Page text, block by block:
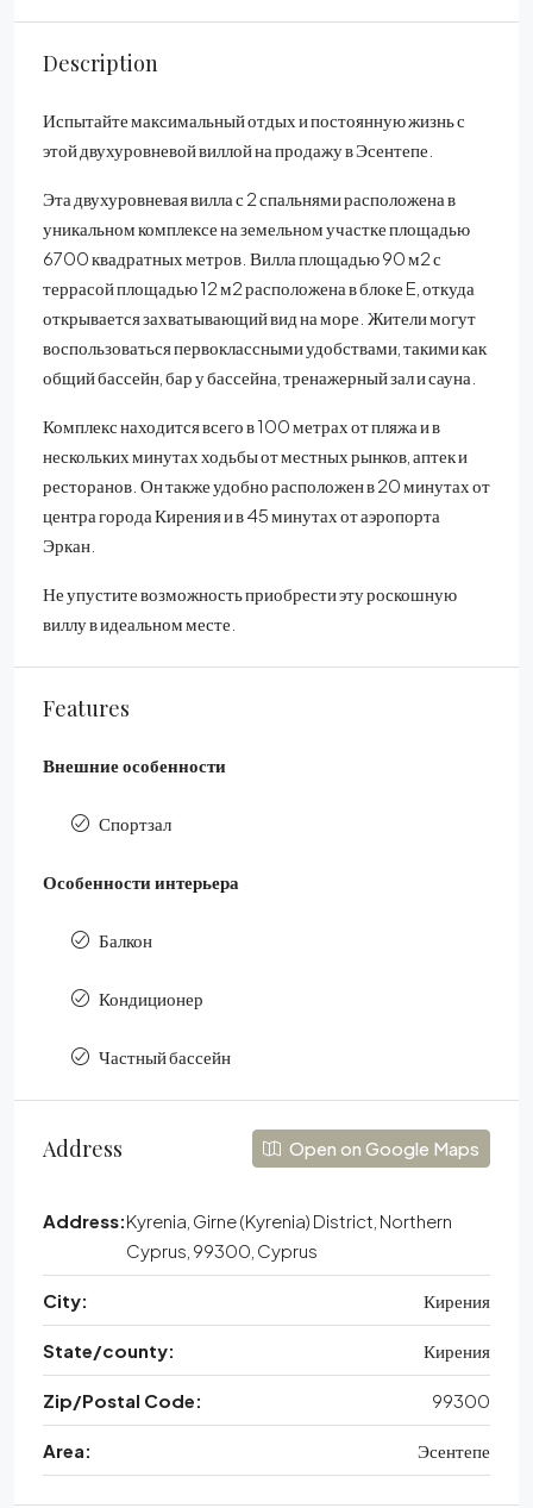
Description
Испытайте максимальный отдых и постоянную жизнь с
этой двухуровневой виллой на продажу в Эсентепе.
Эта двухуровневая вилла с 2 спальнями расположена в
уникальном комплексе на земельном участке площадью
6700 квадратных метров. Вилла площадью 90 м2 с
террасой площадью 12 м2 расположена в блоке E, откуда
открывается захватывающий вид на море. Жители могут
воспользоваться первоклассными удобствами, такими как
общий бассейн, бар у бассейна, тренажерный зал и сауна.
Комплекс находится всего в 100 метрах от пляжа и в
нескольких минутах ходьбы от местных рынков, аптек и
ресторанов. Он также удобно расположен в 20 минутах от
центра города Кирения и в 45 минутах от аэропорта
Эркан.
Не упустите возможность приобрести эту роскошную
виллу в идеальном месте.
Features
Внешние особенности
Спортзал
Особенности интерьера
Балкон
Кондиционер
Частный бассейн
Address Open on Google Maps
Address:Kyrenia, Girne (Kyrenia) District, Northern
Cyprus, 99300, Cyprus
City: Кирения
State/county: Кирения
Zip/Postal Code: 99300
Area: Эсентепе